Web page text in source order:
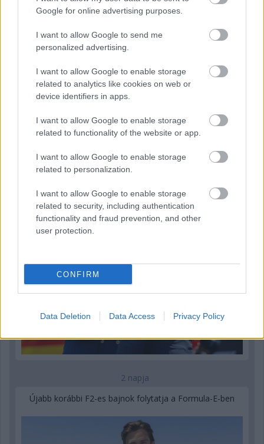
Google for online advertising purposes.
I want to allow Google to send me
personalized advertising.
I want to allow Google to enable storage
related to analytics like cookies on web or
device identifiers in apps.
I want to allow Google to enable storage
related to functionality of the website or app.
I want to allow Google to enable storage
related to personalization.
I want to allow Google to enable storage
related to security, including authentication
functionality and fraud prevention, and other
user protection.
CONFIRM
Data Deletion Data Access Privacy Policy
2 napja
Ilyen lehet a jövő F1-es szabályrendszere Domenicali
szerint
2 napja
Újabb korábbi F2-es bajnok folytatja a Formula-E-ben